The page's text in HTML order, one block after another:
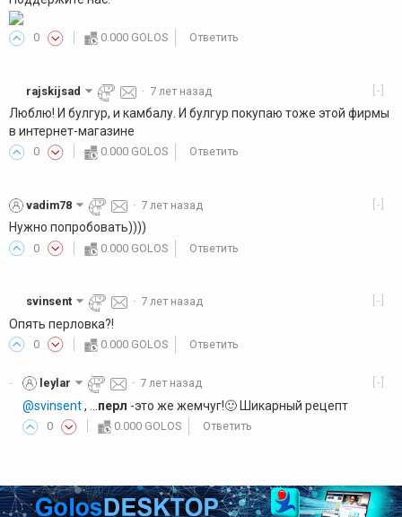
0 0.000 GOLOS Ответить
[-]
rajskijsad · 7 лет назад
Люблю! И булгур, и камбалу. И булгур покупаю тоже этой фирмы
в интернет-магазине
0 0.000 GOLOS Ответить
[-]
vadim78 · 7 лет назад
Нужно попробовать))))
0 0.000 GOLOS Ответить
[-]
svinsent · 7 лет назад
Опять перловка?!
0 0.000 GOLOS Ответить
· [-]
leylar · 7 лет назад
@svinsent, ... перл -это же жемчуг!🙂 Шикарный рецепт
0 0.000 GOLOS Ответить